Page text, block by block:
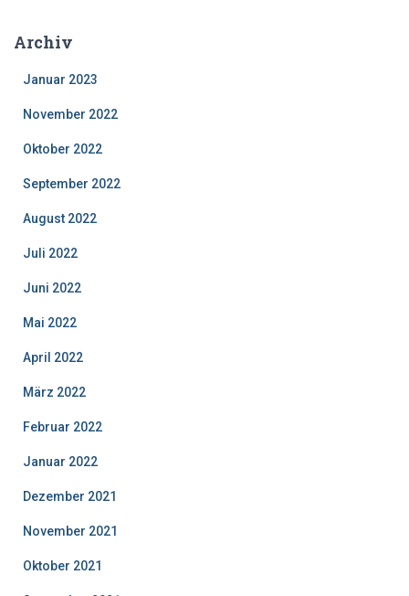
Archiv
Januar 2023
November 2022
Oktober 2022
September 2022
August 2022
Juli 2022
Juni 2022
Mai 2022
April 2022
März 2022
Februar 2022
Januar 2022
Dezember 2021
November 2021
Oktober 2021